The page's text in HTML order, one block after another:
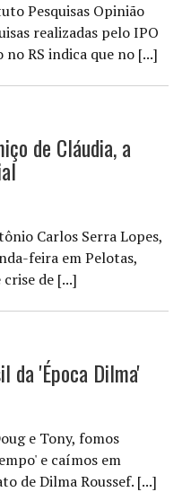
Pesquisas Opinião
realizadas pelo IPO
RS indica que no [...]
de Cláudia, a
Carlos Serra Lopes,
feira em Pelotas,
de [...]
da 'Época Dilma'
e Tony, fomos
e caímos em
de Dilma Roussef. [...]